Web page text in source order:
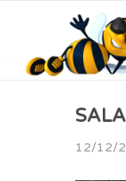
12/12/